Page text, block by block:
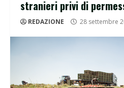
stranieri privi di
REDAZIONE 28 settembre